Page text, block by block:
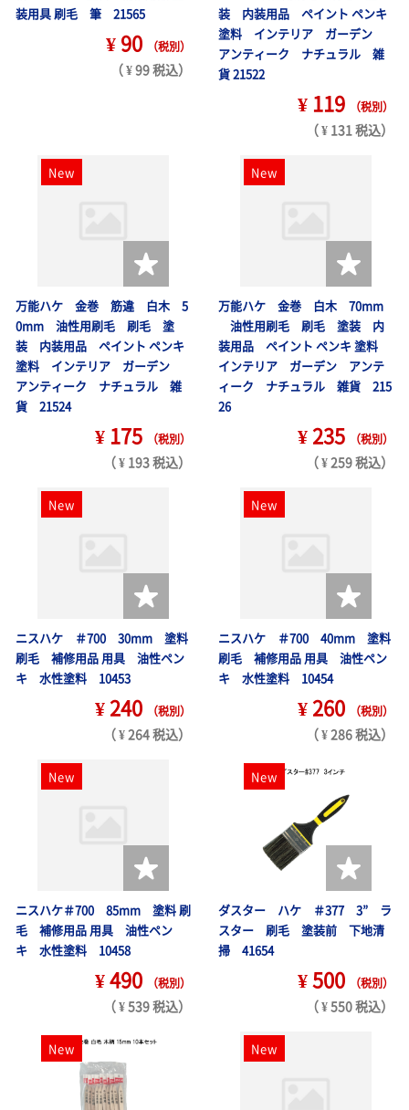
装用具 刷毛 筆 21565
¥ 90 （税別）
（ ¥ 99 税込）
装 内装用品 ペイント ペンキ
塗料 インテリア ガーデン
アンティーク ナチュラル 雑
貨 21522
¥ 119 （税別）
（ ¥ 131 税込）
New
万能ハケ 金巻 筋違 白木 5
0mm 油性用刷毛 刷毛 塗
装 内装用品 ペイント ペンキ
塗料 インテリア ガーデン
アンティーク ナチュラル 雑
貨 21524
¥ 175 （税別）
（ ¥ 193 税込）
New
万能ハケ 金巻 白木 70mm
油性用刷毛 刷毛 塗装 内
装用品 ペイント ペンキ 塗料
インテリア ガーデン アンテ
ィーク ナチュラル 雑貨 215
26
¥ 235 （税別）
（ ¥ 259 税込）
New
ニスハケ ＃700 30mm 塗料
刷毛 補修用品 用具 油性ペン
キ 水性塗料 10453
¥ 240 （税別）
（ ¥ 264 税込）
New
ニスハケ ＃700 40mm 塗料
刷毛 補修用品 用具 油性ペン
キ 水性塗料 10454
¥ 260 （税別）
（ ¥ 286 税込）
New
ニスハケ＃700 85mm 塗料 刷
毛 補修用品 用具 油性ペン
キ 水性塗料 10458
¥ 490 （税別）
（ ¥ 539 税込）
New
ダスター ハケ ＃377 3” ラ
スター 刷毛 塗装前 下地清
掃 41654
¥ 500 （税別）
（ ¥ 550 税込）
New New